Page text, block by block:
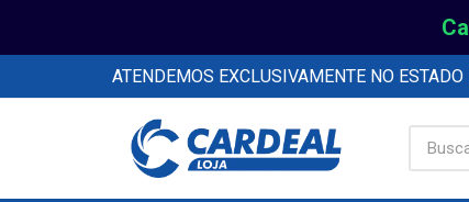
ATENDEMOS EXCLUSIVAMENTE NO